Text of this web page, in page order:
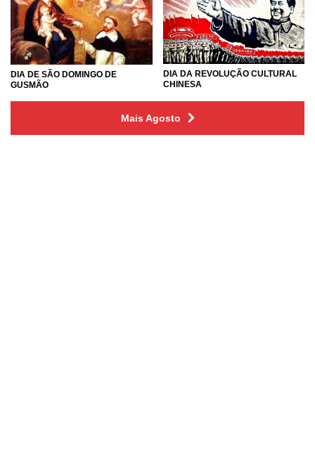
DIA DE SÃO DOMINGO DE
GUSMÃO
DIA DA REVOLUÇÃO CULTURAL
CHINESA
Mais Agosto